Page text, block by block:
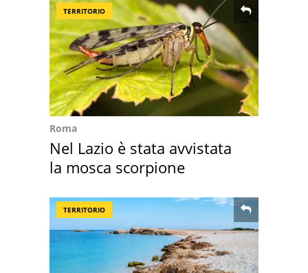
TERRITORIO
Roma
Nel Lazio è stata avvistata
la mosca scorpione
TERRITORIO